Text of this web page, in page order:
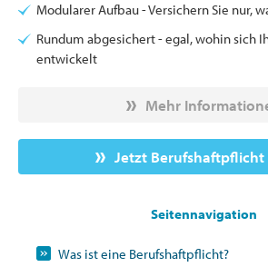
Modularer Aufbau - Versichern Sie nur,
Rundum abgesichert - egal, wohin sich
entwickelt
Mehr
Jetzt
Seitennavigation
Was ist eine Berufshaftpflicht?